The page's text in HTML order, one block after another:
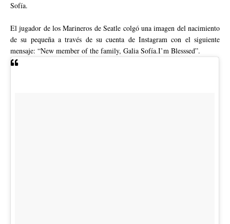
Sofía.
El jugador de los Marineros de Seatle colgó una imagen del nacimiento
de su pequeña a través de su cuenta de Instagram con el siguiente
mensaje: “New member of the family, Galia Sofía.I’m Blesssed”.